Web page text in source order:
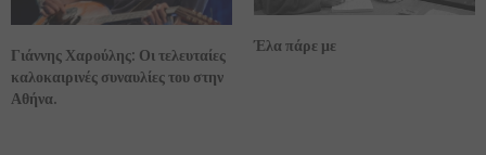
Γιάννης Χαρούλης: Οι τελευταίες
καλοκαιρινές συναυλίες του στην
Αθήνα.
Έλα πάρε με